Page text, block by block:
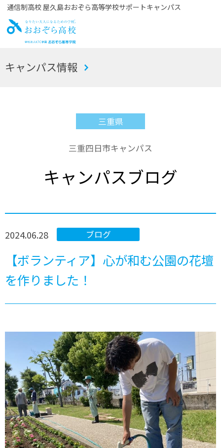
通信制高校 屋久島おおぞら高等学校サポートキャンパス
お
キャンパス情報
三重県
三重四日市キャンパス
キャンパスブログ
ブログ
2024.06.28
【ボランティア】心が和む公園の花壇
を作りました！